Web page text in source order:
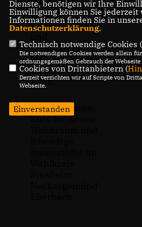
Stärkung von
Wirtschaft,
Wohnqualität
kommunaler
Infrastruktur im
Ländlichen
Raum
Drei Millionen
Euro für neuen
Dienste, benötigen wir Ihre
Einwilligung können Sie jederzeit
Informationen finden Sie in
Datenschutzerklärung.
Technisch notwendige Cookies (
Die notwendigen Cookies werden allein
ordnungsgemäßen Gebrauch der
Cookies von Drittanbietern (
Derzeit verzichten wir auf Scripte von
Webseite.
Einverstanden